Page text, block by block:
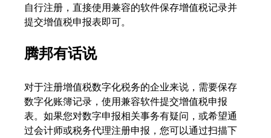
自行注册，直接使用兼容的软件保存增值税记录并
提交增值税申报表即可。
腾邦有话说
对于注册增值税数字化税务的企业来说，需要保存
数字化账簿记录，使用兼容软件提交增值税申报
表。如果您对数字申报相关事务有疑问，或希望通
过会计师或税务代理注册申报，您可以通过扫描下